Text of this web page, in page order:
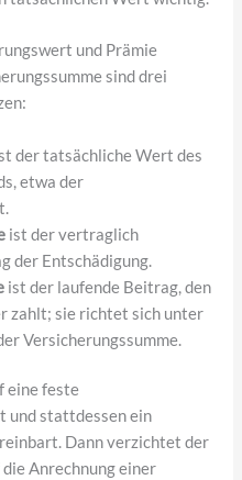
und Prämie
sind drei
der tatsächliche Wert des
etwa der
ist der vertraglich
der Entschädigung.
ist der laufende Beitrag, den
zahlt; sie richtet sich unter
Versicherungssumme.
eine feste
und stattdessen ein
Dann verzichtet der
Anrechnung einer